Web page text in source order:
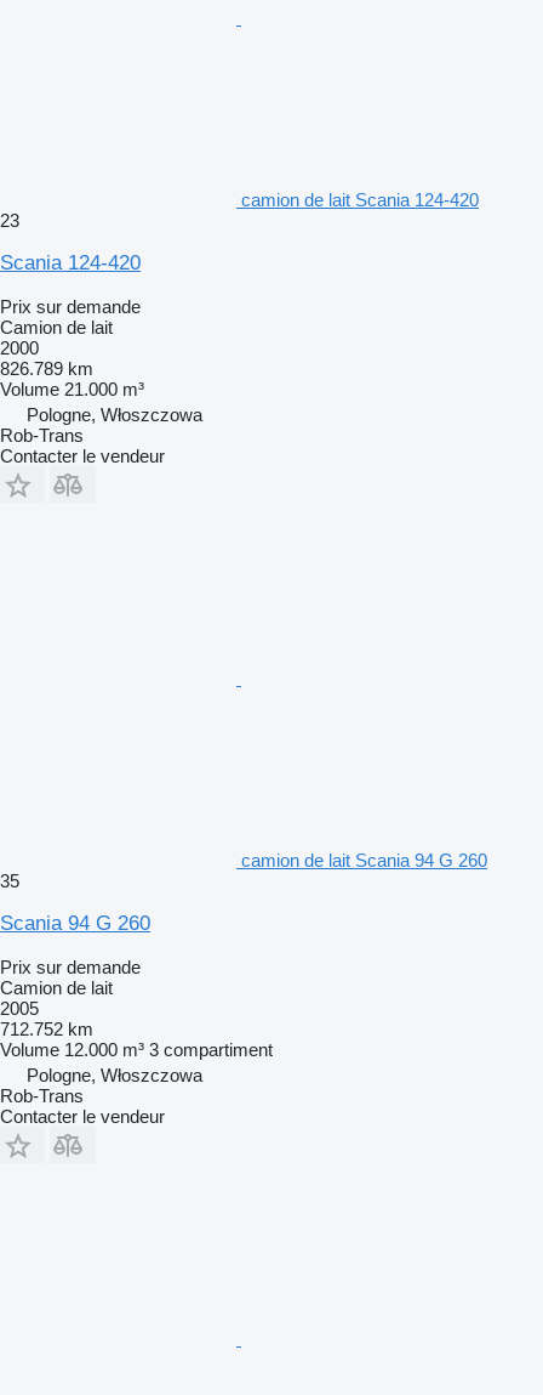
camion de lait Scania 124-420
23
Scania 124-420
Prix sur demande
Camion de lait
2000
826.789 km
Volume 21.000 m³
Pologne, Włoszczowa
Rob-Trans
Contacter le vendeur
camion de lait Scania 94 G 260
35
Scania 94 G 260
Prix sur demande
Camion de lait
2005
712.752 km
Volume 12.000 m³ 3 compartiment
Pologne, Włoszczowa
Rob-Trans
Contacter le vendeur